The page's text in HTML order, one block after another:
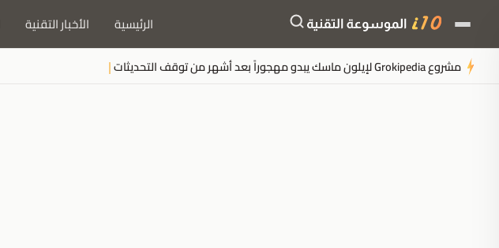
الرئيسية الأخبار التقنية
ملخَّص المقال
مشروع Grokipedia لإيلون ماسك يبدو مهجوراً بعد أشهر من توقف التحديثات